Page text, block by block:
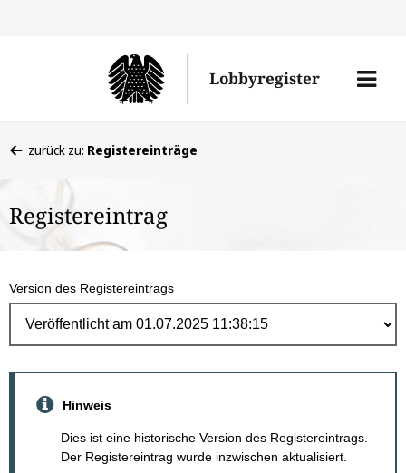
Lobbyregister
Menü
befinden
hier:
zurück zu: Registereinträge
Registereintrag
Version des Registereintrags
Hinweis
Dies ist eine historische Version des Registereintrags.
Der Registereintrag wurde inzwischen aktualisiert.